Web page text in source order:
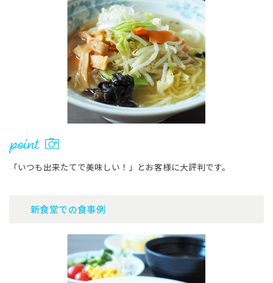
「いつも出来たてで美味しい！」とお客様に大評判です。
新食堂での食事例